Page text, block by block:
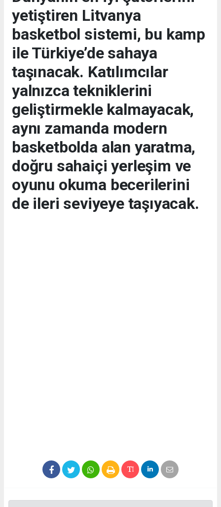
yetiştiren Litvanya
basketbol sistemi, bu kamp
ile Türkiye’de sahaya
taşınacak. Katılımcılar
yalnızca tekniklerini
geliştirmekle kalmayacak,
aynı zamanda modern
basketbolda alan yaratma,
doğru sahaiçi yerleşim ve
oyunu okuma becerilerini
de ileri seviyeye taşıyacak.